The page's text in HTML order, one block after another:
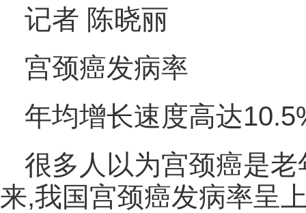
记者 陈晓丽
宫颈癌发病率
年均增长速度高达
很多人以为宫颈癌是
来,我国宫颈癌发病率呈